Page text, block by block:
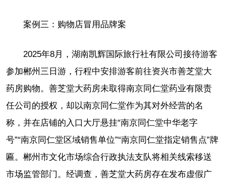
案例三：购物店冒用品牌案
2025年8月，湖南凯辉国际旅行社有限公司接待游客
参加郴州三日游，行程中安排游客前往资兴市善芝堂大
药房购物。善芝堂大药房未取得南京同仁堂药业有限责
任公司的授权，却以南京同仁堂作为其对外经营的名
称，并在店铺的入口大厅悬挂“南京同仁堂中华老字
号”“南京同仁堂区域销售单位”“南京同仁堂指定销售点”牌
匾。郴州市文化市场综合行政执法支队将相关线索移送
市场监管部门。经调查，善芝堂大药房存在发布虚假广